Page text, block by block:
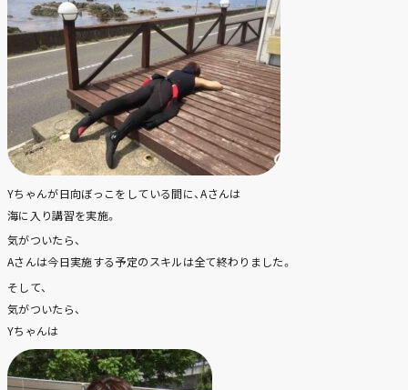
Yちゃんが日向ぼっこをしている間に、Aさんは
海に入り講習を実施。
気がついたら、
Aさんは今日実施する予定のスキルは全て終わりました。
そして、
気がついたら、
Yちゃんは